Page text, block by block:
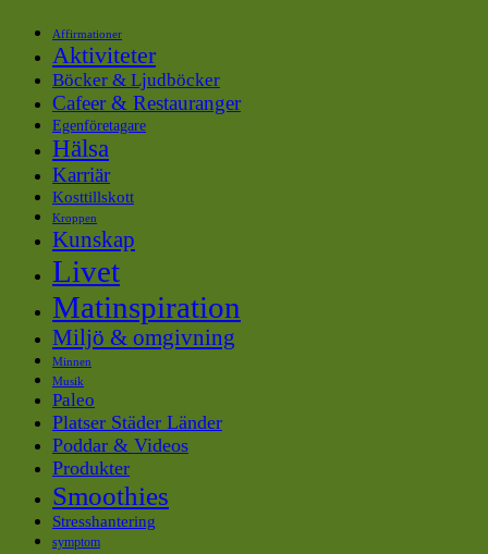
Affirmationer
Aktiviteter
Böcker & Ljudböcker
Cafeer & Restauranger
Egenföretagare
Hälsa
Karriär
Kosttillskott
Kroppen
Kunskap
Livet
Matinspiration
Miljö & omgivning
Minnen
Musik
Paleo
Platser Städer Länder
Poddar & Videos
Produkter
Smoothies
Stresshantering
symptom